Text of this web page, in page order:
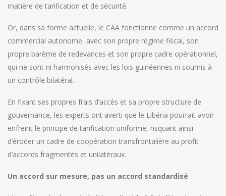
matière de tarification et de sécurité.
Or, dans sa forme actuelle, le CAA fonctionne comme un accord
commercial autonome, avec son propre régime fiscal, son
propre barème de redevances et son propre cadre opérationnel,
qui ne sont ni harmonisés avec les lois guinéennes ni soumis à
un contrôle bilatéral.
En fixant ses propres frais d’accès et sa propre structure de
gouvernance, les experts ont averti que le Libéria pourrait avoir
enfreint le principe de tarification uniforme, risquant ainsi
d’éroder un cadre de coopération transfrontalière au profit
d’accords fragmentés et unilatéraux.
Un accord sur mesure, pas un accord standardisé